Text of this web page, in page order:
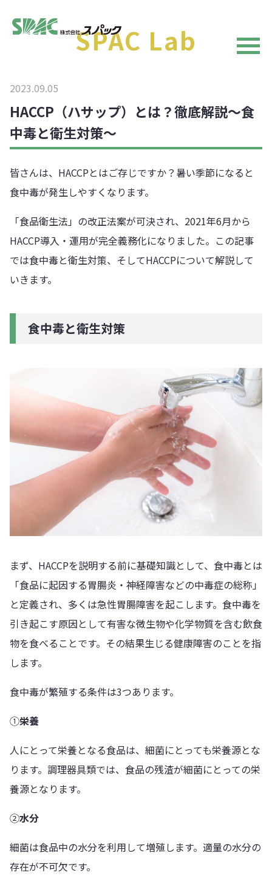
SPAC Lab
2023.09.05
HACCP（ハサップ）とは？徹底解説～食
中毒と衛生対策～
皆さんは、HACCPとはご存じですか？暑い季節になると
食中毒が発生しやすくなります。
「食品衛生法」の改正法案が可決され、2021年6月から
HACCP導入・運用が完全義務化になりました。この記事
では食中毒と衛生対策、そしてHACCPについて解説して
いきます。
食中毒と衛生対策
まず、HACCPを説明する前に基礎知識として、食中毒とは
「食品に起因する胃腸炎・神経障害などの中毒症の総称」
と定義され、多くは急性胃腸障害を起こします。食中毒を
引き起こす原因として有害な微生物や化学物質を含む飲食
物を食べることです。その結果生じる健康障害のことを指
します。
食中毒が繁殖する条件は3つあります。
①栄養
人にとって栄養となる食品は、細菌にとっても栄養源とな
ります。調理器具類では、食品の残渣が細菌にとっての栄
養源となります。
②水分
細菌は食品中の水分を利用して増殖します。適量の水分の
存在が不可欠です。